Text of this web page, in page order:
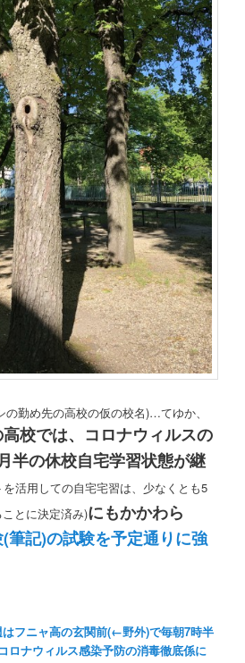
勤め先の高校の仮の校名)…てゆか、
校では、コロナウィルスの
半の休校自宅学習状態が継
活用しての自宅宅習は、少なくとも5
とに決定済み)にもかかわら
筆記)の試験を予定通りに強
フニャ高の玄関前(←野外)で毎朝7時半
ロナウィルス感染予防の消毒徹底係に